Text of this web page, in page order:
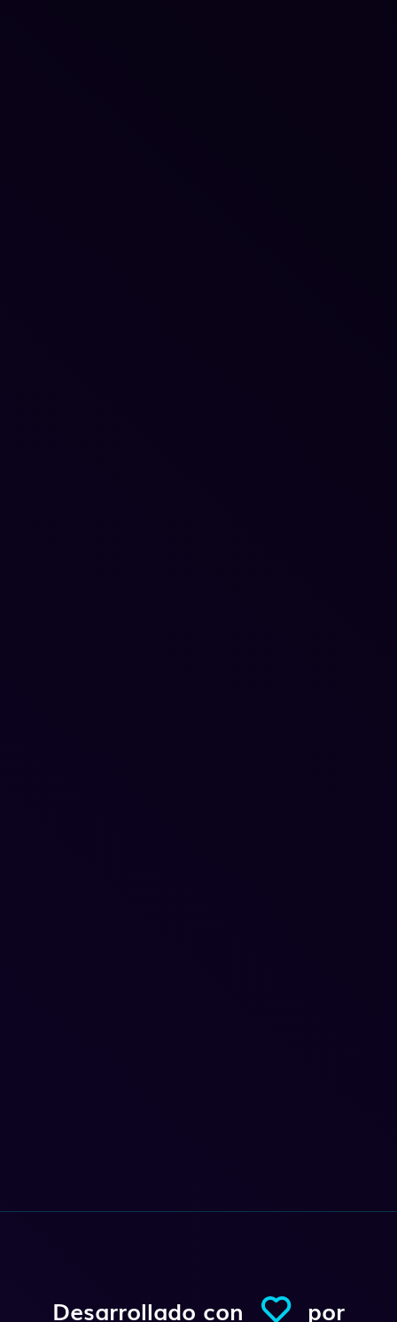
Desarrollado con por